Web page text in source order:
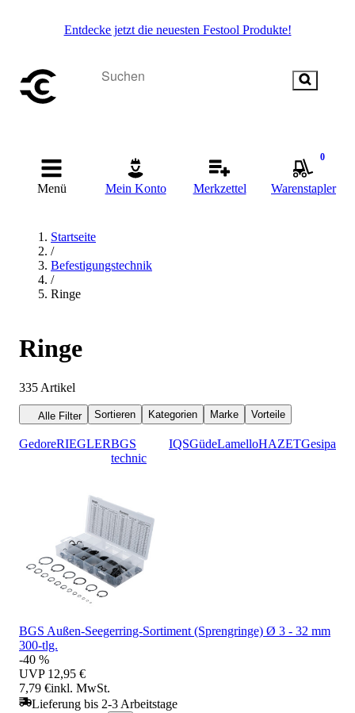
Entdecke jetzt die neuesten Festool Produkte!
Menü Mein Konto Merkzettel
0
Warenstapler
Startseite
/
Befestigungstechnik
/
Ringe
Ringe
335 Artikel
Alle Filter Sortieren Kategorien Marke Vorteile
GedoreRIEGLERBGS
technic
IQSGüdeLamelloHAZETGesipa
BGS Außen-Seegerring-Sortiment (Sprengringe) Ø 3 - 32 mm
300-tlg.
-40 %
UVP 12,95 €
7,79 €inkl. MwSt.
Lieferung bis 2-3 Arbeitstage